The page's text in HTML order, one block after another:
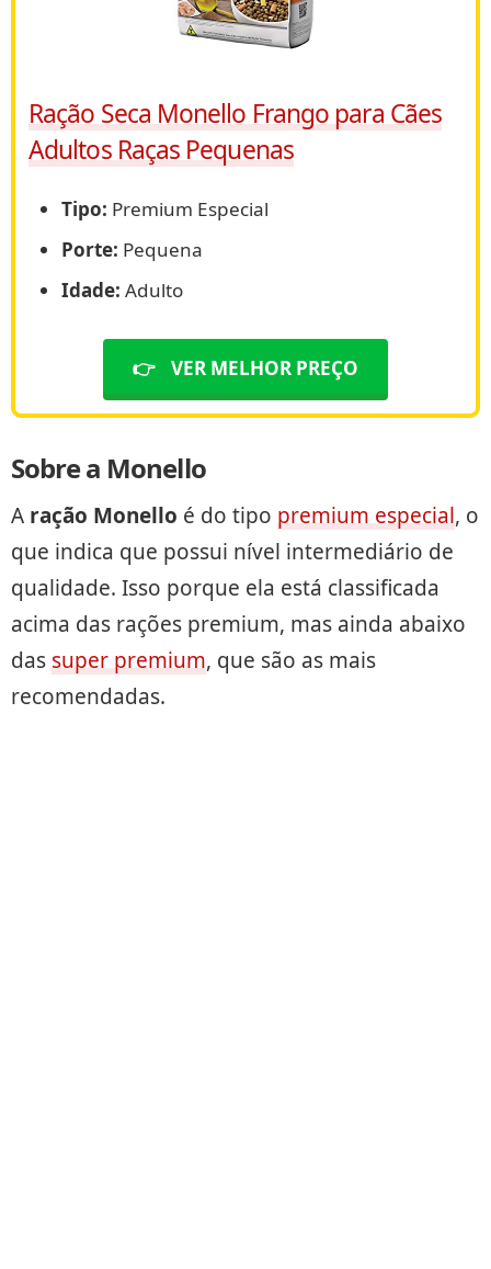
Ração Seca Monello Frango para Cães
Adultos Raças Pequenas
Tipo: Premium Especial
Porte: Pequena
Idade: Adulto
👉 VER MELHOR PREÇO
Sobre a Monello
A ração Monello é do tipo premium especial, o
que indica que possui nível intermediário de
qualidade. Isso porque ela está classificada
acima das rações premium, mas ainda abaixo
das super premium, que são as mais
recomendadas.